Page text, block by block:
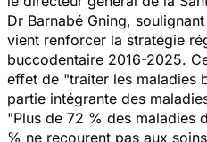
Dr Barnabé Gning,
vient renforcer la stratégie
buccodentaire 2016-2025.
effet de "traiter les maladies
partie intégrante des
"Plus de 72 % des maladies
% ne recourent pas aux